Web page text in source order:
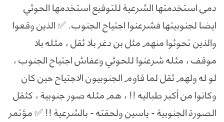
دمى استخدمتها الشرعية للتوقيع استخدمها الحوثي
ايضا لجنوبيتها فشرعنوا اجتياح الجنوب. ✅ الذين وقعوا
والذين تحوثوا منهم مثل بن دغر بلا ثقل ، مثله بلا
موقف ، مثله شرعنوا للحوثي وعفاش اجتياح الجنوب ،
لو له ولهم ثقل لما قاوم الجنوبيون الاجتياح حين كان
وكانوا من أكبر طباليه !! ، هم مثله صور جنوبية ، كثقل
الصورة الجنوبية - ياسين ولحقته - بالشرعية !! ✅ مؤتمر